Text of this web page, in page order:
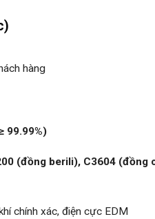
hàng
99.99%)
(đồng berili), C3604 (đồng
chính xác, điện cực EDM